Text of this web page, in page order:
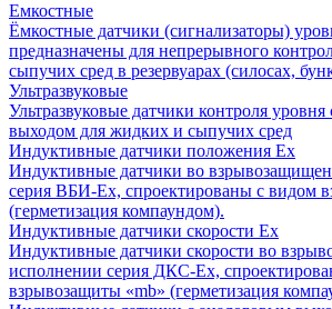
Емкостные
Ёмкостные датчики (сигнализаторы)
предназначены для непрерывного
сыпучих сред в резервуарах (силосах,
Ультразвуковые
Ультразвуковые датчики контроля
выходом для жидких и сыпучих сред
Индуктивные датчики положения Ех
Индуктивные датчики во
серия ВБИ-Ех, спроектированы с видом
(герметизация компаундом).
Индуктивные датчики скорости Ех
Индуктивные датчики скорости во
исполнении серия ДКС-Ех,
взрывозащиты «mb» (герметизация